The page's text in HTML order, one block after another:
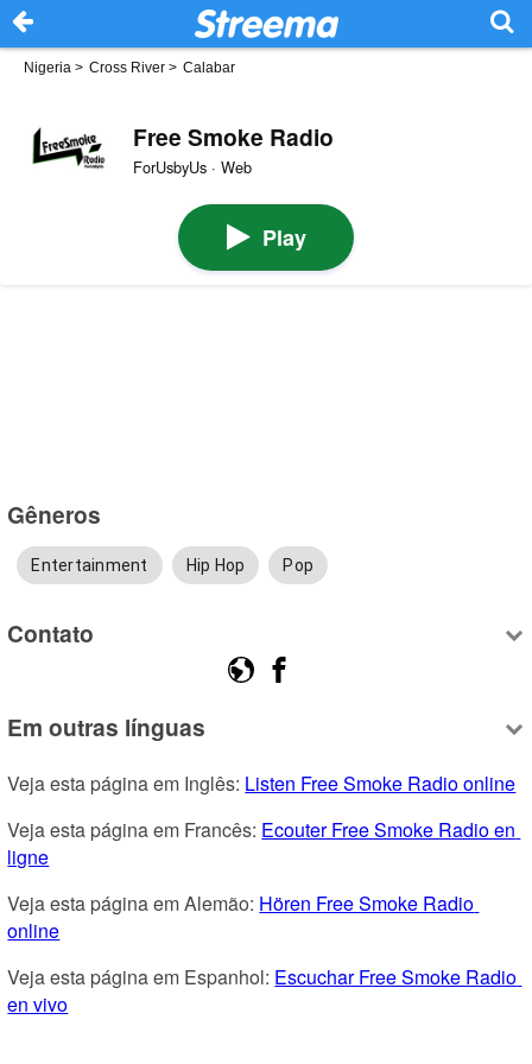
Nigeria > Cross River > Calabar
Free Smoke Radio
ForUsbyUs · Web
Play
Gêneros
Entertainment Hip Hop Pop
Contato
Em outras línguas
Veja esta página em Inglês: Listen Free Smoke Radio online
Veja esta página em Francês: Ecouter Free Smoke Radio en
ligne
Veja esta página em Alemão: Hören Free Smoke Radio
online
Veja esta página em Espanhol: Escuchar Free Smoke Radio
en vivo